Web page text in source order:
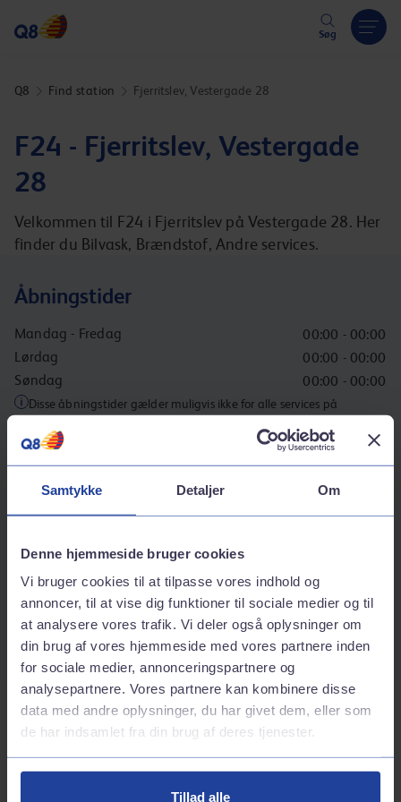
Samtykke Detaljer Om
Denne hjemmeside bruger cookies
Vi bruger cookies til at tilpasse vores indhold og
annoncer, til at vise dig funktioner til sociale medier og til
at analysere vores trafik. Vi deler også oplysninger om
din brug af vores hjemmeside med vores partnere inden
for sociale medier, annonceringspartnere og
analysepartnere. Vores partnere kan kombinere disse
data med andre oplysninger, du har givet dem, eller som
de har indsamlet fra din brug af deres tjenester.
Tillad alle
Søg
Q8 Find station Fjerritslev, Vestergade 28
F24 - Fjerritslev, Vestergade
28
Velkommen til F24 i Fjerritslev på Vestergade 28. Her
finder du Bilvask, Brændstof, Andre services.
Åbningstider
Mandag - Fredag
00:00 - 00:00
Lørdag
00:00 - 00:00
Søndag
00:00 - 00:00
Disse åbningstider gælder muligvis ikke for alle services på
Kontaktinformation
Adresse
Vestergade 28
Telefonnummer
70242424
Tjenester på stationen